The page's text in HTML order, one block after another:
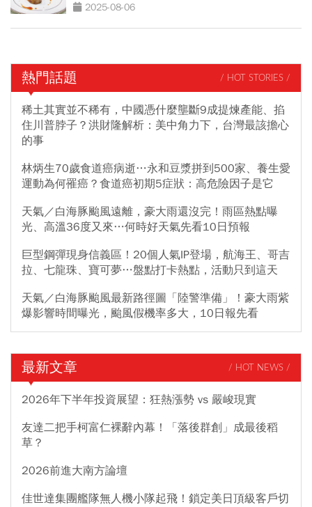
2025-08-06
熱門話題 / HOT STORIES /
稀土其實並不稀有，中國憑什麼壟斷9成提煉產能、掐
住川普脖子？洪財隆解析：美中角力下，台灣最該擔心
的事
林炳生70歲食道癌病逝…永和豆漿拼到500家、養生愛
運動為何罹癌？食道癌初期5症狀：高危險因子是它
天氣／白海豚颱風遠離，豪大雨還沒完！雨區熱點曝
光、高溫36度又來…何時好天氣先看10日預報
巨型鋼彈現身信義區！20個人氣IP登場，航海王、哥吉
拉、七龍珠、寶可夢…盤點打卡熱點，活動只到這天
天氣／白海豚颱風最新路徑圖「陸警準備」！豪大雨紫
爆影響時間曝光，颱風假機率多大，10日報先看
最新文章 / HOT NEWS /
2026年下半年投資展望：狂熱漲勢 vs 嚴峻現實
友達二把手柯富仁裸辭內幕！「落後群創」成最後稻
草？
2026前進大南方論壇
佳世達集團艦隊無人機小隊起飛！鎖定美日頂級客戶切